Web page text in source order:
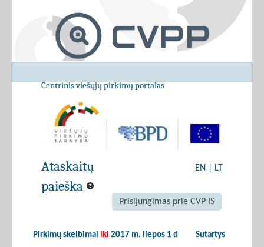
Centrinis viešųjų pirkimų portalas
EN LT
Prisijungimas prie CVP IS
Pirkimų skelbimai iki 2017 m. liepos 1 d Sutartys
Ataskaitų
paieška